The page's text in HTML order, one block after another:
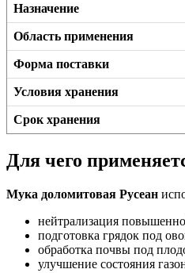
Назначение
Область применения
Форма поставки
Условия хранения
Срок хранения
Для чего
Мука доломитовая Русеан
нейтрализация
подготовка грядок под
обработка почвы под
улучшение состояния